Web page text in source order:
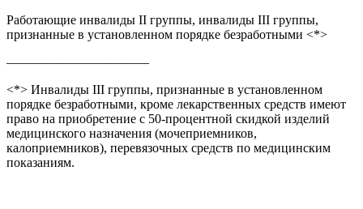
Работающие инвалиды II группы, инвалиды III группы,
признанные в установленном порядке безработными <*>
———————————
<*> Инвалиды III группы, признанные в установленном
порядке безработными, кроме лекарственных средств имеют
право на приобретение с 50-процентной скидкой изделий
медицинского назначения (мочеприемников,
калоприемников), перевязочных средств по медицинским
показаниям.